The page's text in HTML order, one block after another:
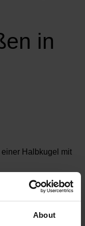
About
in
Halbkugel mit
aufgeteilt. Im
gedreht und es
definierten